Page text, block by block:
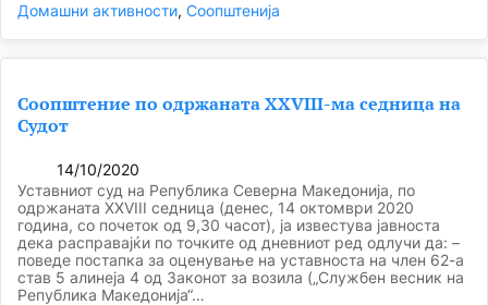
Домашни активности, Соопштенија
Соопштение по одржаната XXVIII-ма седница на
Судот
14/10/2020
Уставниот суд на Република Северна Македонија, по
одржаната XХVIII седница (денeс, 14 октомври 2020
година, со почеток од 9,30 часот), ја известува јавноста
дека расправајќи по точките од дневниот ред одлучи да: –
поведе постапка за оценување на уставноста на член 62-а
став 5 алинеја 4 од Законот за возила („Службен весник на
Република Македонија“…